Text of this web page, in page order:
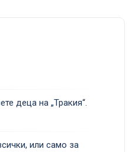
деца на „Тракия“.
или само за